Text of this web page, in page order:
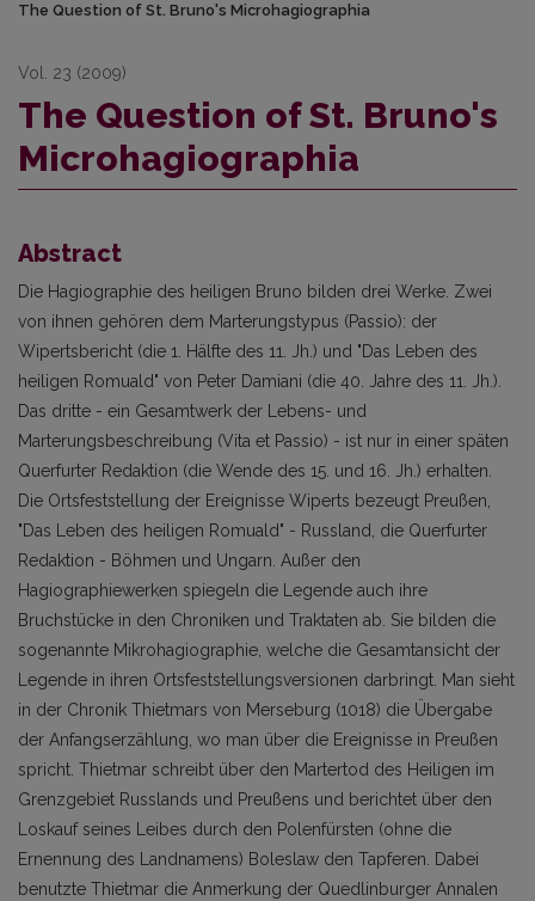
The Question of St. Bruno's Microhagiographia
Vol. 23 (2009)
The Question of St. Bruno's
Microhagiographia
Abstract
Die Hagiographie des heiligen Bruno bilden drei Werke. Zwei
von ihnen gehören dem Marterungstypus (Passio): der
Wipertsbericht (die 1. Hälfte des 11. Jh.) und "Das Leben des
heiligen Romuald" von Peter Damiani (die 40. Jahre des 11. Jh.).
Das dritte - ein Gesamtwerk der Lebens- und
Marterungsbeschreibung (Vita et Passio) - ist nur in einer späten
Querfurter Redaktion (die Wende des 15. und 16. Jh.) erhalten.
Die Ortsfeststellung der Ereignisse Wiperts bezeugt Preußen,
"Das Leben des heiligen Romuald" - Russland, die Querfurter
Redaktion - Böhmen und Ungarn. Außer den
Hagiographiewerken spiegeln die Legende auch ihre
Bruchstücke in den Chroniken und Traktaten ab. Sie bilden die
sogenannte Mikrohagiographie, welche die Gesamtansicht der
Legende in ihren Ortsfeststellungsversionen darbringt. Man sieht
in der Chronik Thietmars von Merseburg (1018) die Übergabe
der Anfangserzählung, wo man über die Ereignisse in Preußen
spricht. Thietmar schreibt über den Martertod des Heiligen im
Grenzgebiet Russlands und Preußens und berichtet über den
Loskauf seines Leibes durch den Polenfürsten (ohne die
Ernennung des Landnamens) Boleslaw den Tapferen. Dabei
benutzte Thietmar die Anmerkung der Quedlinburger Annalen